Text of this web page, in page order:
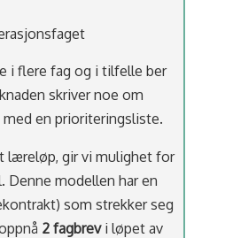
i flere fag og i tilfelle ber
skriver noe om
en prioriteringsliste.
læreløp, gir vi mulighet for
modellen har en
som strekker seg
2 fagbrevi løpet av